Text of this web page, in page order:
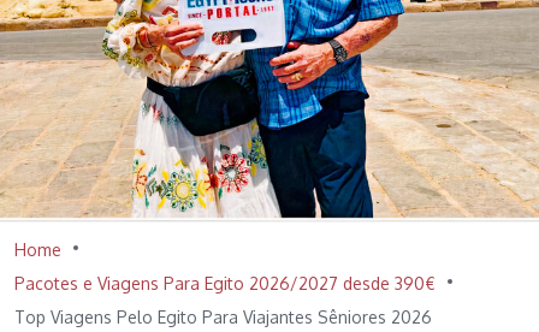
Home
Pacotes e Viagens Para Egito 2026/2027 desde 390€
Top Viagens Pelo Egito Para Viajantes Sêniores 2026